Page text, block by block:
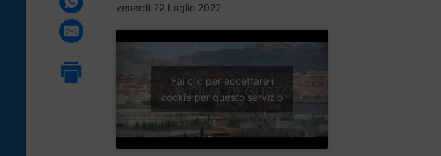
venerdì 22 Luglio 2022
Fai clic per accettare i
cookie per questo servizio